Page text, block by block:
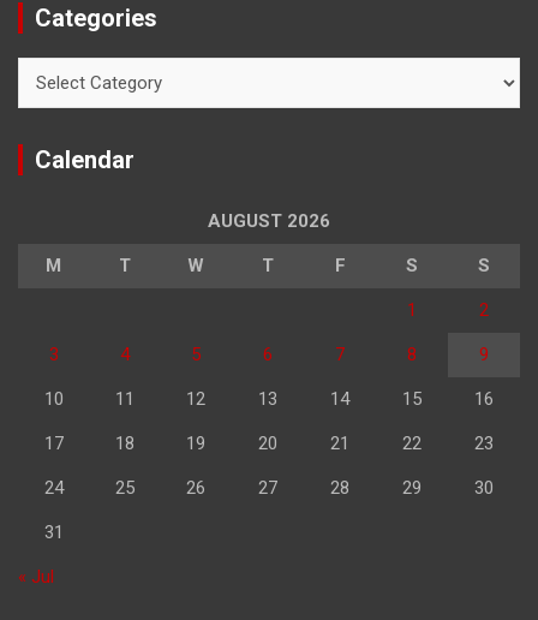
Categories
Calendar
AUGUST 2026
M T W T F S S
1 2
3 4 5 6 7 8 9
10 11 12 13 14 15 16
17 18 19 20 21 22 23
24 25 26 27 28 29 30
31
« Jul